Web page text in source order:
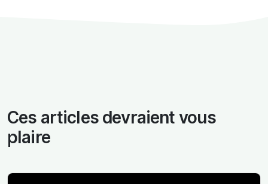
Ces articles devraient vous
plaire